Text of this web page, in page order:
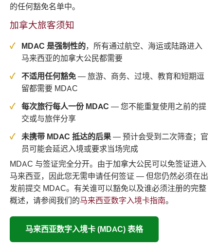
的任何豁免名单中。
加拿大旅客须知
MDAC 是强制性的，所有通过航空、海运或陆路进入
马来西亚的加拿大公民都需要
不适用任何豁免— 旅游、商务、过境、教育和短期逗
留都需要 MDAC
每次旅行每人一份 MDAC — 您不能重复使用之前的提
交或与旅伴分享
未携带 MDAC 抵达的后果— 预计会受到二次筛查；官
员可能会延迟入境或要求当场完成
MDAC 与签证完全分开。由于加拿大公民可以免签证进入
马来西亚，因此您无需申请任何签证 — 但您仍然必须在出
发前提交 MDAC。有关谁可以豁免以及谁必须注册的完整
概述，请参阅我们的马来西亚数字入境卡指南。
马来西亚数字入境卡 (MDAC) 表格